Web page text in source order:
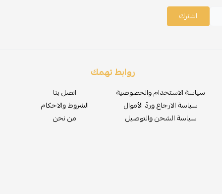
اشترك
روابط تهمك
سياسة الاستخدام والخصوصية
سياسة الارجاع وردّ الأموال
سياسة الشحن والتوصيل
اتصل بنا
الشروط والاحكام
من نحن